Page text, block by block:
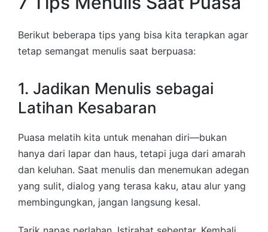
Berikut beberapa tips yang bisa kita terapkan agar
tetap semangat menulis saat berpuasa:
1. Jadikan Menulis sebagai
Latihan Kesabaran
Puasa melatih kita untuk menahan diri—bukan
hanya dari lapar dan haus, tetapi juga dari amarah
dan keluhan. Saat menulis dan menemukan adegan
yang sulit, dialog yang terasa kaku, atau alur yang
membingungkan, jangan langsung kesal.